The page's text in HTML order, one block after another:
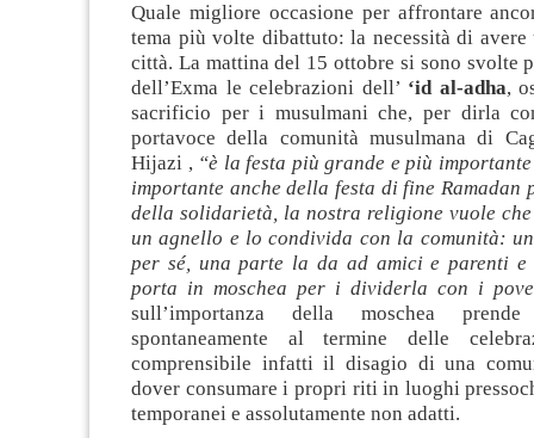
Quale migliore occasione per affrontare
tema più volte dibattuto: la necessità di avere
città. La mattina del 15 ottobre si sono svolte
dell’Exma le celebrazioni dell’ ‘id al-adha,
sacrificio per i musulmani che, per dirla
portavoce della comunità musulmana di
Hijazi , “è la festa più grande e più
importante anche della festa di fine Ramadan
della solidarietà, la nostra religione vuole
un agnello e lo condivida con la comunità:
per sé, una parte la da ad amici e parenti
porta in moschea per i dividerla con i
sull’importanza della moschea
spontaneamente al termine delle
comprensibile infatti il disagio di una
dover consumare i propri riti in luoghi
temporanei e assolutamente non adatti.